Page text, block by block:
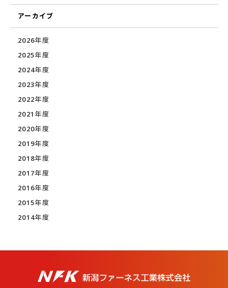
アーカイブ
2026年度
2025年度
2024年度
2023年度
2022年度
2021年度
2020年度
2019年度
2018年度
2017年度
2016年度
2015年度
2014年度